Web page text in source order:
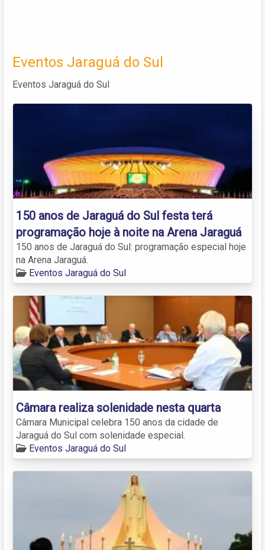
Eventos Jaraguá do Sul
Eventos Jaraguá do Sul
150 anos de Jaraguá do Sul festa terá
programação hoje à noite na Arena Jaraguá
150 anos de Jaraguá do Sul: programação especial hoje
na Arena Jaraguá.
Eventos Jaraguá do Sul
Câmara realiza solenidade nesta quarta
Câmara Municipal celebra 150 anos da cidade de
Jaraguá do Sul com solenidade especial.
Eventos Jaraguá do Sul